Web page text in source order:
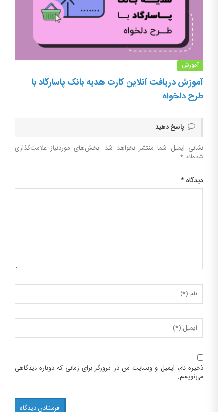
آموزش
آموزش دریافت آنلاین کارت هدیه بانک پاسارگاد با
طرح دلخواه
پاسخ دهید
نشانی ایمیل شما منتشر نخواهد شد. بخش‌های موردنیاز علامت‌گذاری
شده‌اند *
دیدگاه *
ذخیره نام، ایمیل و وبسایت من در مرورگر برای زمانی که دوباره دیدگاهی
می‌نویسم.